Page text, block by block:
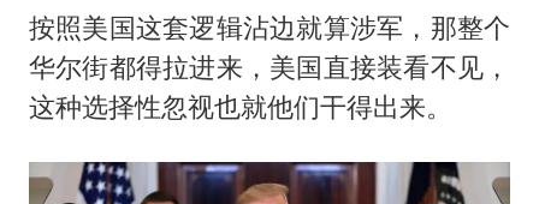
按照美国这套逻辑沾边就算涉军，那整个
华尔街都得拉进来，美国直接装看不见，
这种选择性忽视也就他们干得出来。